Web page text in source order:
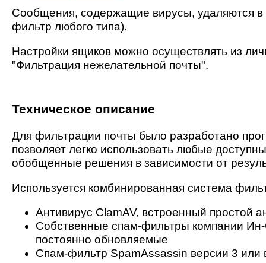
Сообщения, содержащие вирусы, удаляются
фильтр любого типа).
Настройки ящиков можно осуществлять из
"Фильтрация нежелательной почты".
Техническое описание
Для фильтрации почты было разработано
позволяет легко использовать любые
обобщенные решения в зависимости от
Используется комбинированная система
Антивирус ClamAV, встроенный простой
Собственные спам-фильтры компании
постоянно обновляемые
Спам-фильтр SpamAssassin версии 3 или